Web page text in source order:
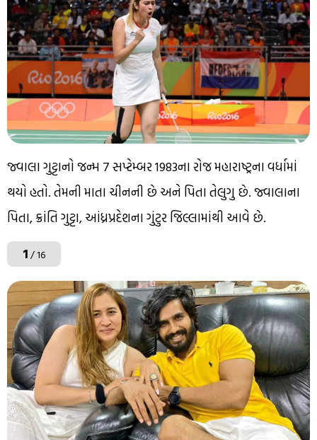
જ્વાલા ગુટ્ટાનો જન્મ 7 સપ્ટેમ્બર 1983ના રોજ મહારાષ્ટ્રના વર્ધામાં
થયો હતો. તેમની માતા ચીનની છે અને પિતા તેલુગુ છે. જ્વાલાના
પિતા, ક્રાંતિ ગુટ્ટા, આંધ્રપ્રદેશના ગુંટુર જિલ્લામાંથી આવે છે.
1/ 16